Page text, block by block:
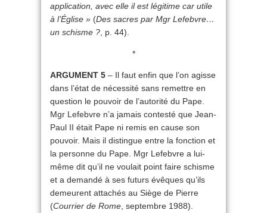
application, avec elle il est légitime car utile
à l’Église » (Des sacres par Mgr Lefebvre…
un schisme ? , p. 44).
*
ARGUMENT 5 – Il faut enfin que l’on agisse
dans l’état de nécessité sans remettre en
question le pouvoir de l’autorité du Pape.
Mgr Lefebvre n’a jamais contesté que Jean-
Paul II était Pape ni remis en cause son
pouvoir. Mais il distingue entre la fonction et
la personne du Pape. Mgr Lefebvre a lui-
même dit qu’il ne voulait point faire schisme
et a demandé à ses futurs évêques qu’ils
demeurent attachés au Siège de Pierre
(Courrier de Rome , septembre 1988).